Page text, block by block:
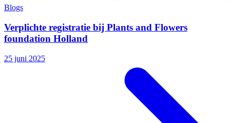
Blogs
Verplichte registratie bij Plants and Flowers
foundation Holland
25 juni 2025